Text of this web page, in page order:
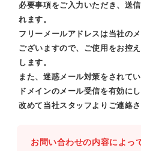
必要事項をご入力いただき、送
れます。
フリーメールアドレスは当社の
ございますので、ご使用をお控
します。
また、迷惑メール対策をされて
ドメインのメール受信を有効にし
改めて当社スタッフよりご連絡
お問い合わせの内容によっ